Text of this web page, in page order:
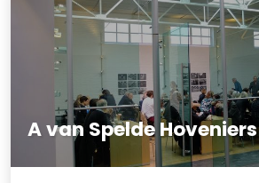
A van Spelde Hoveniers